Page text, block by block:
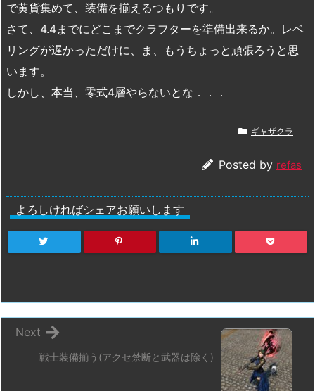
で黄貨集めて、装備を揃えるつもりです。
さて、4.4までにどこまでクラフターを準備出来るか。レベ
リングが遅かっただけに、ま、もうちょっと頑張ろうと思
います。
しかし、本当、零式4層やらないとな．．．
ギャザクラ
Posted by refas
よろしければシェアお願いします
戦士装備揃う(アクセ禁断と武器は除く)
Next